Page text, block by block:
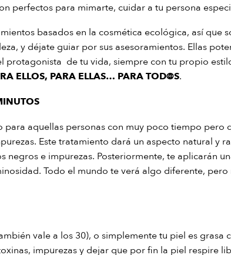
perfectos para mimarte, cuidar a tu persona
basados en la cosmética ecológica, así
y déjate guiar por sus asesoramientos. Ellas
protagonista de tu vida, siempre con tu propio
ELLOS, PARA ELLAS… PARA TOD@S.
para aquellas personas con muy poco tiempo pero
Este tratamiento dará un aspecto natural y
negros e impurezas. Posteriormente, te aplicarán
Todo el mundo te verá algo diferente,
vale a los 30), o simplemente tu piel es grasa
impurezas y dejar que por fin la piel respire